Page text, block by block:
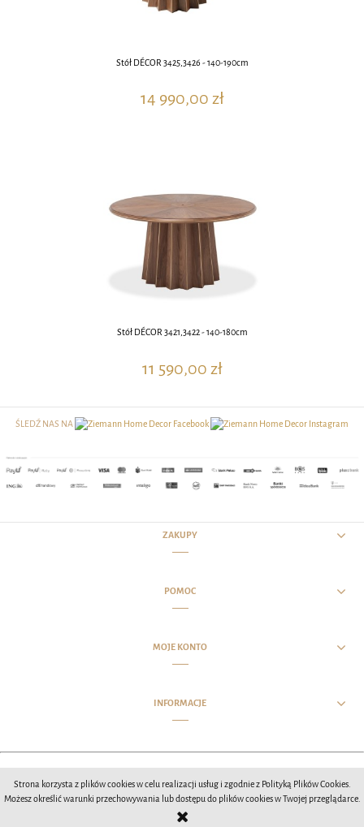
Strona korzysta z plików cookies w celu realizacji usług i zgodnie z Polityką Plików Cookies.
Możesz określić warunki przechowywania lub dostępu do plików cookies w Twojej przeglądarce.
Stół DÉCOR 3425,3426 - 140-190cm
14 990,00 zł
Stół DÉCOR 3421,3422 - 140-180cm
11 590,00 zł
ŚLEDŹ NAS NA
ZAKUPY
POMOC
MOJE KONTO
INFORMACJE
Opracowanie wizualne witryny MCIStudios 2020
POKAŻ PEŁNĄ WERSJĘ STRONY
Sklep internetowy Shoper.pl